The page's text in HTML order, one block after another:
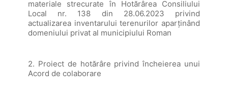
materiale strecurate în Hotărârea Consiliului
Local nr. 138 din 28.06.2023 privind
actualizarea inventarului terenurilor aparţinând
domeniului privat al municipiului Roman
2. Proiect de hotărâre privind încheierea unui
Acord de colaborare